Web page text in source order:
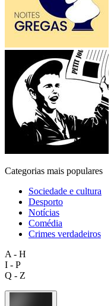
Categorias mais populares
Sociedade e cultura
Desporto
Notícias
Comédia
Crimes verdadeiros
A - H
I - P
Q - Z